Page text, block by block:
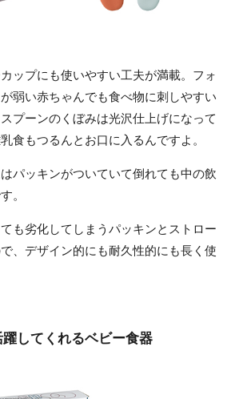
ップにも使いやすい工夫が満載。フォ
弱い赤ちゃんでも食べ物に刺しやすい
プーンのくぼみは光沢仕上げになって
食もつるんとお口に入るんですよ。
パッキンがついていて倒れても中の飲
。
も劣化してしまうパッキンとストロー
、デザイン的にも耐久性的にも長く使
してくれるベビー食器